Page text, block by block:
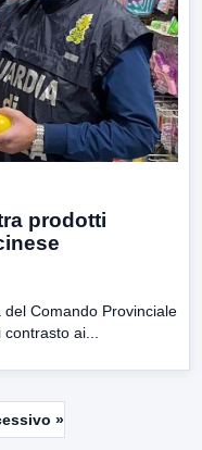
prodotti
Comando Provinciale
ai...
»